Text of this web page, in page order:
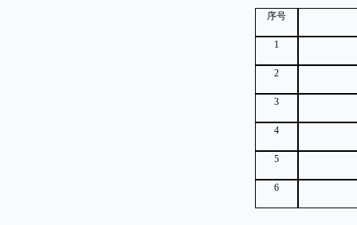
序号
1
2
3
4
5
6